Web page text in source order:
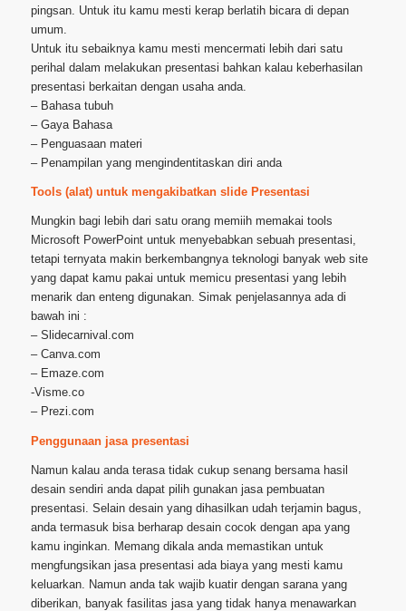
pingsan. Untuk itu kamu mesti kerap berlatih bicara di depan
umum.
Untuk itu sebaiknya kamu mesti mencermati lebih dari satu
perihal dalam melakukan presentasi bahkan kalau keberhasilan
presentasi berkaitan dengan usaha anda.
– Bahasa tubuh
– Gaya Bahasa
– Penguasaan materi
– Penampilan yang mengindentitaskan diri anda
Tools (alat) untuk mengakibatkan slide Presentasi
Mungkin bagi lebih dari satu orang memiih memakai tools
Microsoft PowerPoint untuk menyebabkan sebuah presentasi,
tetapi ternyata makin berkembangnya teknologi banyak web site
yang dapat kamu pakai untuk memicu presentasi yang lebih
menarik dan enteng digunakan. Simak penjelasannya ada di
bawah ini :
– Slidecarnival.com
– Canva.com
– Emaze.com
-Visme.co
– Prezi.com
Penggunaan jasa presentasi
Namun kalau anda terasa tidak cukup senang bersama hasil
desain sendiri anda dapat pilih gunakan jasa pembuatan
presentasi. Selain desain yang dihasilkan udah terjamin bagus,
anda termasuk bisa berharap desain cocok dengan apa yang
kamu inginkan. Memang dikala anda memastikan untuk
mengfungsikan jasa presentasi ada biaya yang mesti kamu
keluarkan. Namun anda tak wajib kuatir dengan sarana yang
diberikan, banyak fasilitas jasa yang tidak hanya menawarkan